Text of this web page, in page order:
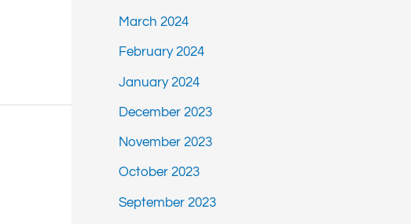
March 2024
February 2024
January 2024
December 2023
November 2023
October 2023
September 2023